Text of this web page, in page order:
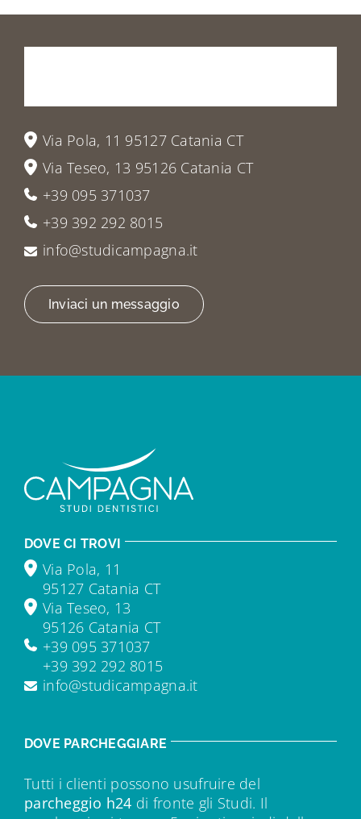
Via Pola, 11 95127 Catania CT
Via Teseo, 13 95126 Catania CT
+39 095 371037
+39 392 292 8015
info@studicampagna.it
Inviaci un messaggio
DOVE CI TROVI
Via Pola, 11
95127 Catania CT
Via Teseo, 13
95126 Catania CT
+39 095 371037
+39 392 292 8015
info@studicampagna.it
DOVE PARCHEGGIARE
Tutti i clienti possono usufruire del
parcheggio h24 di fronte gli Studi. Il